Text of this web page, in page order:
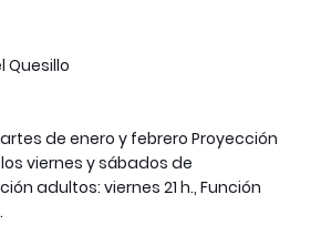
Quesillo
de enero y febrero Proyección
viernes y sábados de
adultos: viernes 21 h., Función